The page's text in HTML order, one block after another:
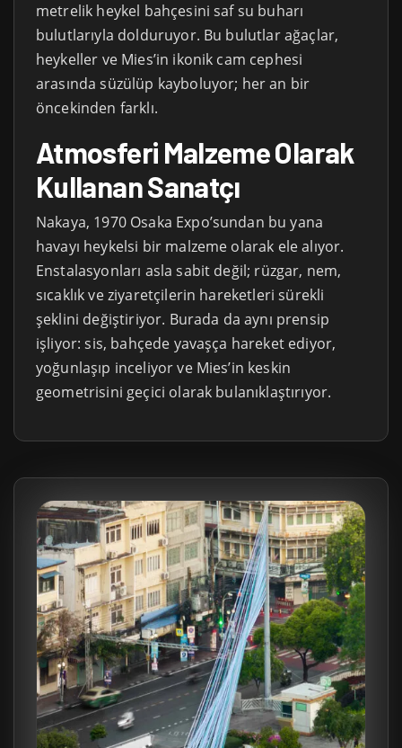
metrelik heykel bahçesini saf su buharı
bulutlarıyla dolduruyor. Bu bulutlar ağaçlar,
heykeller ve Mies’in ikonik cam cephesi
arasında süzülüp kayboluyor; her an bir
öncekinden farklı.
Atmosferi Malzeme Olarak
Kullanan Sanatçı
Nakaya, 1970 Osaka Expo’sundan bu yana
havayı heykelsi bir malzeme olarak ele alıyor.
Enstalasyonları asla sabit değil; rüzgar, nem,
sıcaklık ve ziyaretçilerin hareketleri sürekli
şeklini değiştiriyor. Burada da aynı prensip
işliyor: sis, bahçede yavaşça hareket ediyor,
yoğunlaşıp inceliyor ve Mies’in keskin
geometrisini geçici olarak bulanıklaştırıyor.